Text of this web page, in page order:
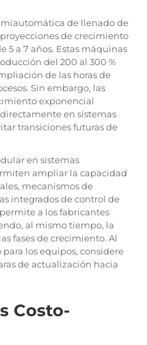
de llenado de
de crecimiento
5 a 7 años. Estas máquinas
del 200 al 300 %
de las horas de
Sin embargo, las
exponencial
en sistemas
transiciones futuras de
en sistemas
ampliar la capacidad
mecanismos de
integrados de control de
a los fabricantes
al mismo tiempo, la
fases de crecimiento. Al
los equipos, considere
de actualización hacia
Costo-